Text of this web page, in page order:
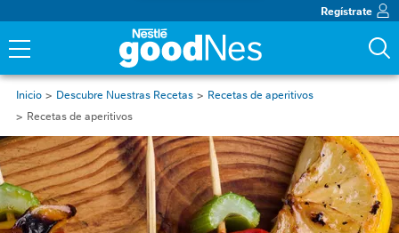
Regístrate
Inicio Descubre Nuestras Recetas
Recetas de aperitivos
Recetas de aperitivos